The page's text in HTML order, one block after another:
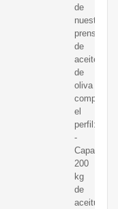
de
nuestra
prensa
de
aceite
de
oliva
completan
el
perfil:
-
Capacidad:
200
kg
de
aceitunas